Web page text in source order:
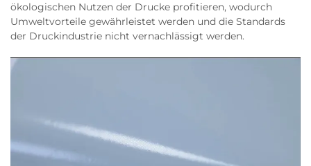
ökologischen Nutzen der Drucke profitieren, wodurch
Umweltvorteile gewährleistet werden und die Standards
der Druckindustrie nicht vernachlässigt werden.